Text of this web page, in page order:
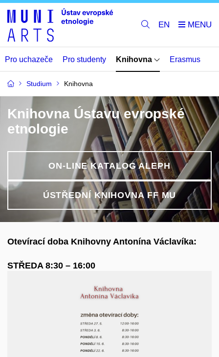
EN
Pro uchazeče Pro studenty Knihovna Erasmus
Studium Knihovna
Knihovna Ústavu evropské
etnologie
ON-LINE KATALOG ALEPH
ÚSTŘEDNÍ KNIHOVNA FF MU
Otevírací doba Knihovny Antonína Václavíka:
STŘEDA 8:30 – 16:00